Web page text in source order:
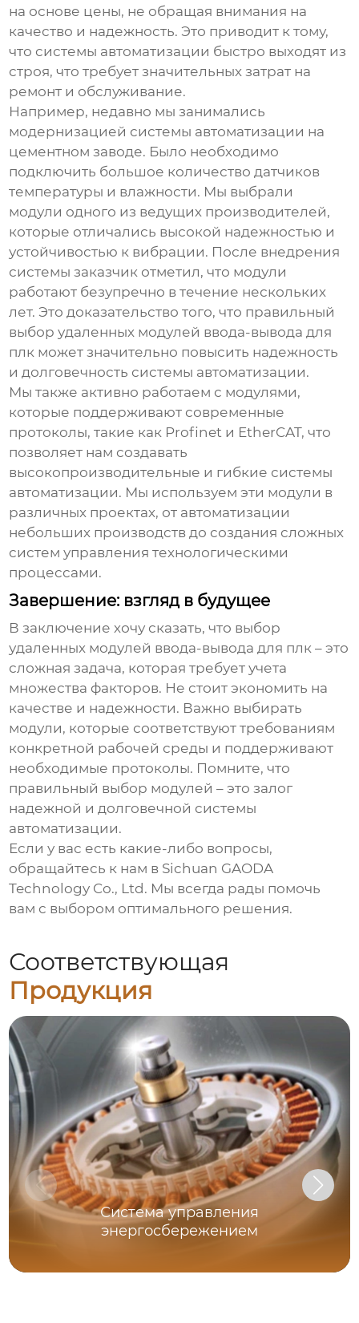
на основе цены, не обращая внимания на
качество и надежность. Это приводит к тому,
что системы автоматизации быстро выходят из
строя, что требует значительных затрат на
ремонт и обслуживание.
Например, недавно мы занимались
модернизацией системы автоматизации на
цементном заводе. Было необходимо
подключить большое количество датчиков
температуры и влажности. Мы выбрали
модули одного из ведущих производителей,
которые отличались высокой надежностью и
устойчивостью к вибрации. После внедрения
системы заказчик отметил, что модули
работают безупречно в течение нескольких
лет. Это доказательство того, что правильный
выборудаленных модулей ввода-вывода для
плк может значительно повысить надежность
и долговечность системы автоматизации.
Мы также активно работаем с модулями,
которые поддерживают современные
протоколы, такие как Profinet и EtherCAT, что
позволяет нам создавать
высокопроизводительные и гибкие системы
автоматизации. Мы используем эти модули в
различных проектах, от автоматизации
небольших производств до создания сложных
систем управления технологическими
процессами.
Завершение: взгляд в будущее
В заключение хочу сказать, что выбор
удаленных модулей ввода-вывода для плк – это
сложная задача, которая требует учета
множества факторов. Не стоит экономить на
качестве и надежности. Важно выбирать
модули, которые соответствуют требованиям
конкретной рабочей среды и поддерживают
необходимые протоколы. Помните, что
правильный выбор модулей – это залог
надежной и долговечной системы
автоматизации.
Если у вас есть какие-либо вопросы,
обращайтесь к нам в Sichuan GAODA
Technology Co., Ltd. Мы всегда рады помочь
вам с выбором оптимального решения.
Соответствующая
Продукция
Система управления
энергосбережением